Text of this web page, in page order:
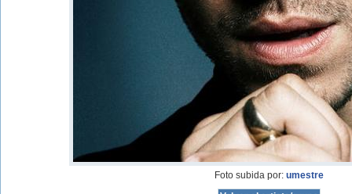
Foto subida por: umestre